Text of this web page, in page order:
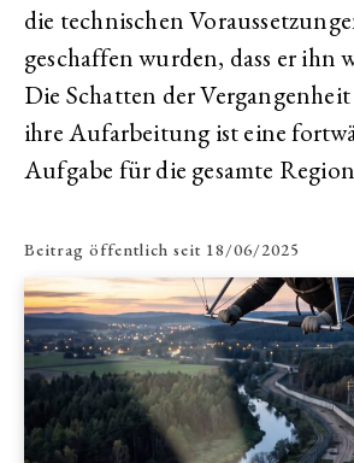
die technischen
geschaffen wurden, dass er ihn
Die Schatten der
ihre Aufarbeitung ist eine
Aufgabe für die gesamte
Beitrag öffentlich seit 18/06/2025